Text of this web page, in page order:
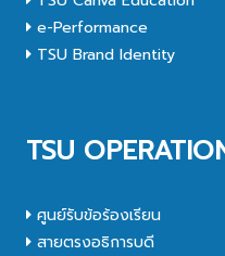
e-Performance
TSU Brand Identity
TSU
ศูนย์รับข้อร้องเรียน
สายตรงอธิการบดี